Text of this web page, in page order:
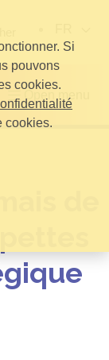
Open menu
de
Si
pouvons
cookies.
cookies.